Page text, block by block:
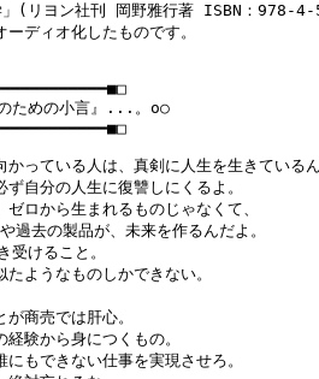
」(リヨン社刊 岡野雅行著 ISBN：978-
ディオ化したものです。
めの小言』...。o○
かっている人は、真剣に人生を生きている
自分の人生に復讐しにくるよ。
ロから生まれるものじゃなくて、
去の製品が、未来を作るんだよ。
受けること。
ようなものしかできない。
商売では肝心。
験から身につくもの。
もできない仕事を実現させろ。